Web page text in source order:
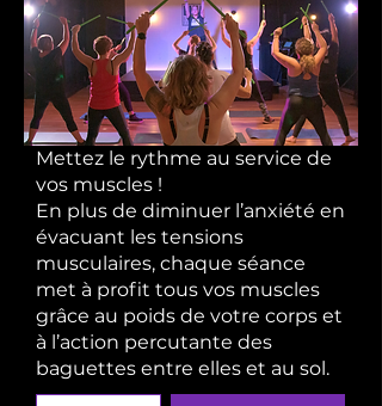
Mettez le rythme au service de
vos muscles !
En plus de diminuer l’anxiété en
évacuant les tensions
musculaires, chaque séance
met à profit tous vos muscles
grâce au poids de votre corps et
à l’action percutante des
baguettes entre elles et au sol.